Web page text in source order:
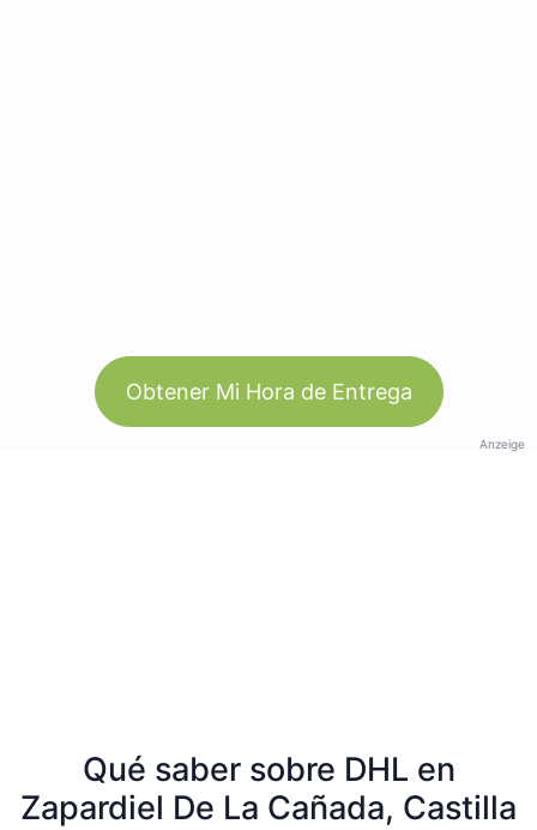
Obtener Mi Hora de Entrega
Anzeige
Qué saber sobre DHL en
Zapardiel De La Cañada, Castilla